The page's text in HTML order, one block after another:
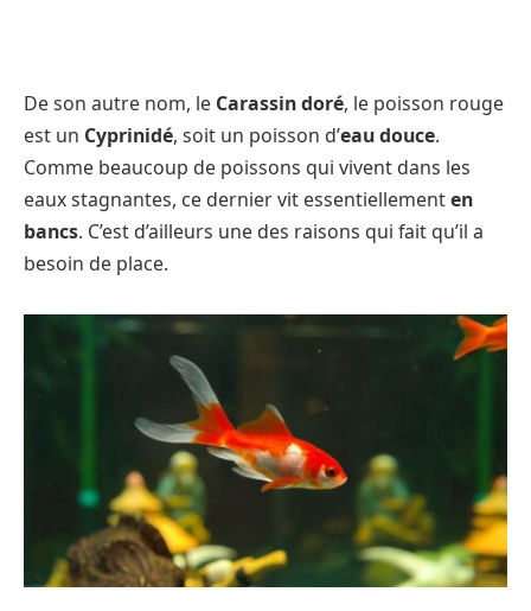
De son autre nom, le Carassin doré, le poisson rouge
est un Cyprinidé, soit un poisson d’eau douce.
Comme beaucoup de poissons qui vivent dans les
eaux stagnantes, ce dernier vit essentiellementen
bancs. C’est d’ailleurs une des raisons qui fait qu’il a
besoin de place.